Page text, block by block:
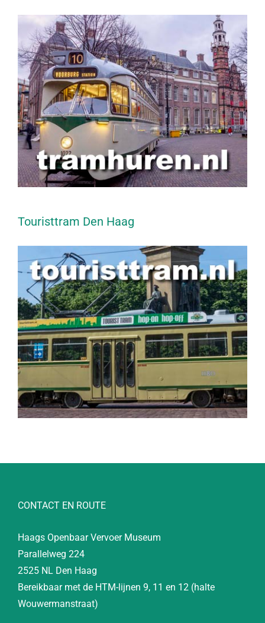
Touristtram Den Haag
CONTACT EN ROUTE
Haags Openbaar Vervoer Museum
Parallelweg 224
2525 NL Den Haag
Bereikbaar met de HTM-lijnen 9, 11 en 12 (halte
Wouwermanstraat)